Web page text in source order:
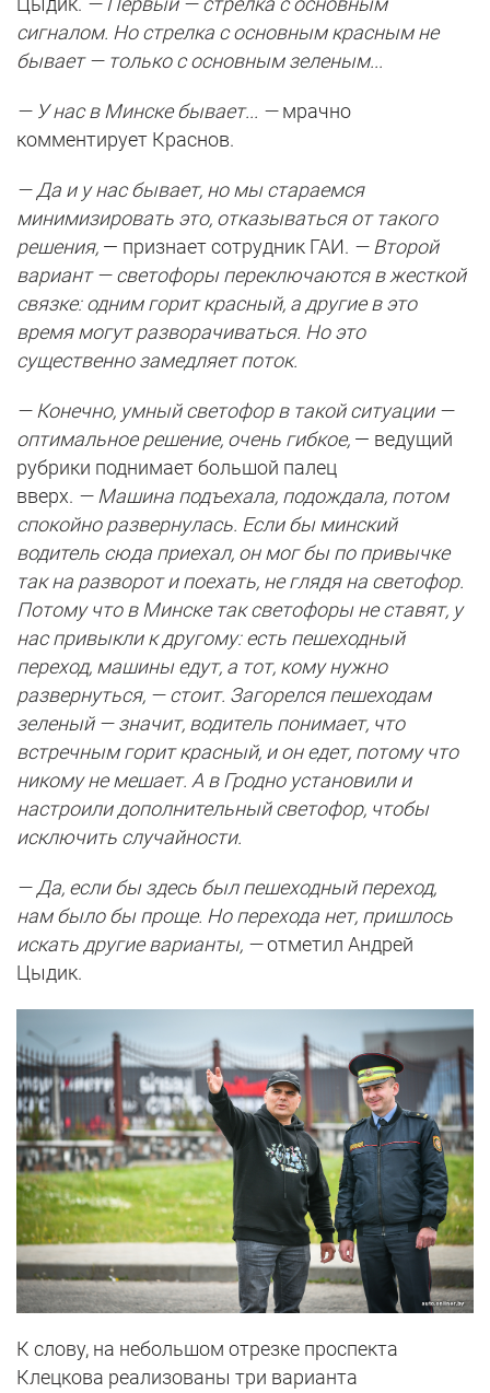
сигналом. Но стрелка с основным красным не
бывает — только с основным зеленым...
— У нас в Минске бывает... —мрачно
комментирует Краснов.
— Да и у нас бывает, но мы стараемся
минимизировать это, отказываться от такого
решения, — признает сотрудник ГАИ. — Второй
вариант — светофоры переключаются в жесткой
связке: одним горит красный, а другие в это
время могут разворачиваться. Но это
существенно замедляет поток.
— Конечно, умный светофор в такой ситуации —
оптимальное решение, очень гибкое, — ведущий
рубрики поднимает большой палец
вверх. — Машина подъехала, подождала, потом
спокойно развернулась. Если бы минский
водитель сюда приехал, он мог бы по привычке
так на разворот и поехать, не глядя на светофор.
Потому что в Минске так светофоры не ставят, у
нас привыкли к другому: есть пешеходный
переход, машины едут, а тот, кому нужно
развернуться, — стоит. Загорелся пешеходам
зеленый — значит, водитель понимает, что
встречным горит красный, и он едет, потому что
никому не мешает. А в Гродно установили и
настроили дополнительный светофор, чтобы
исключить случайности.
— Да, если бы здесь был пешеходный переход,
нам было бы проще. Но перехода нет, пришлось
искать другие варианты, —отметил Андрей
Цыдик.
К слову, на небольшом отрезке проспекта
Клецкова реализованы три варианта